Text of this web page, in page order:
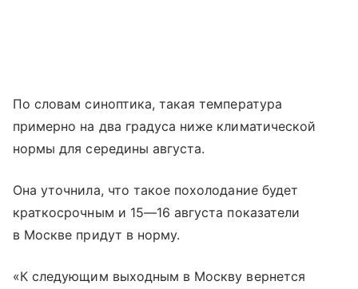
По словам синоптика, такая температура
примерно на два градуса ниже климатической
нормы для середины августа.
Она уточнила, что такое похолодание будет
краткосрочным и 15—16 августа показатели
в Москве придут в норму.
«К следующим выходным в Москву вернется